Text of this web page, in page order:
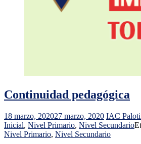
Continuidad pedagógica
18 marzo, 202027 marzo, 2020 IAC
Inicial, Nivel Primario, Nivel Secundario
Nivel Primario, Nivel Secundario